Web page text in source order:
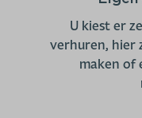
U kiest er
verhuren, hier
maken of